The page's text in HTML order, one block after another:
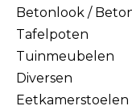
Betonlook /
Tafelpoten
Tuinmeubelen
Diversen
Eetkamerstoelen